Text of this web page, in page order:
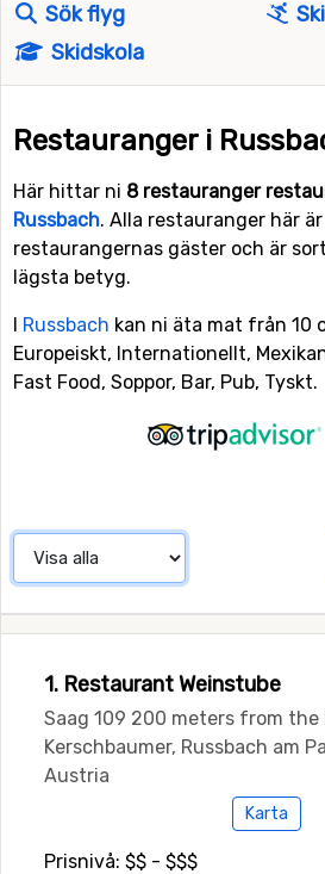
Sök flyg
Skidskola
Restauranger i
Här hittar ni 8 restauranger
Russbach. Alla restauranger här
restaurangernas gäster och är
lägsta betyg.
I Russbach kan ni äta mat från 10
Europeiskt, Internationellt,
Fast Food, Soppor, Bar, Pub, Tyskt.
1. Restaurant Weinstube
Saag 109 200 meters from the
Kerschbaumer, Russbach am
Austria
Karta
Prisnivå: $$ - $$$